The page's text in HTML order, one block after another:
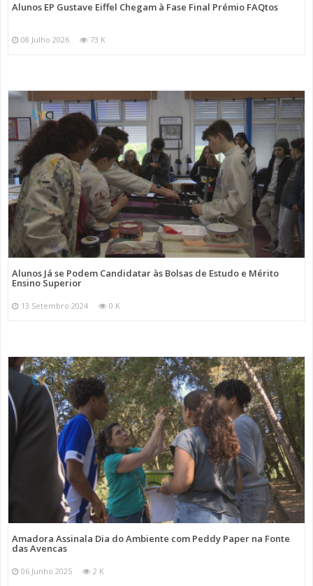
Alunos EP Gustave Eiffel Chegam à Fase Final Prémio FAQtos
08 Julho 2026 73 K
Alunos Já se Podem Candidatar às Bolsas de Estudo e Mérito
Ensino Superior
13 Setembro 2024 0 K
Amadora Assinala Dia do Ambiente com Peddy Paper na Fonte
das Avencas
06 Junho 2025 2 K